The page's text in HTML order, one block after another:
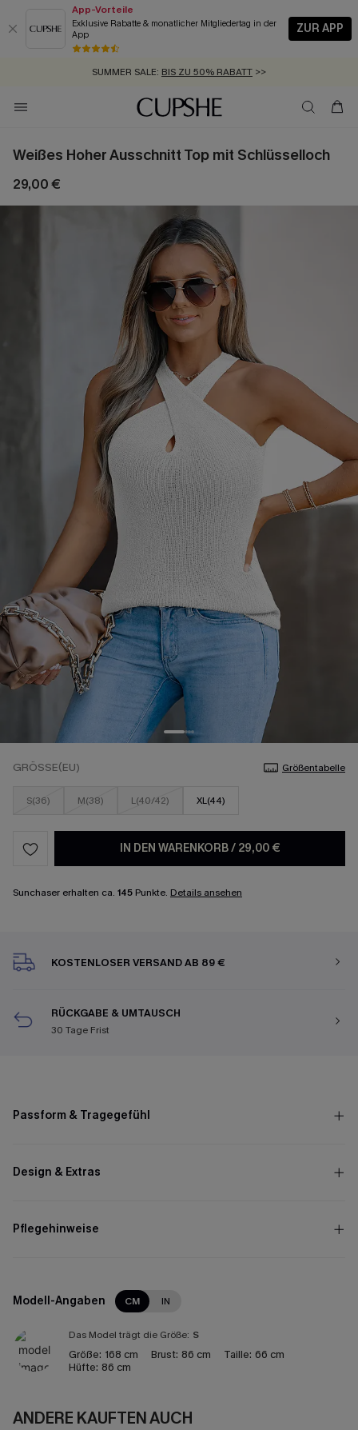
App-Vorteile
Exklusive Rabatte & monatlicher Mitgliedertag in der
App
ZUR APP
GRATIS MASSBAND MIT JEDEM SCHNELLVERSAND-ARTIKEL >>
SUMMER SALE: BIS ZU 50% RABATT >>
ZUM NEWSLETTER:BIS ZU -20% EXTRA ERHALTEN
KOSTENLOSER VERSAND AB 89 €
Weißes Hoher Ausschnitt Top mit Schlüsselloch
29,00 €
GRÖSSE(EU) Größentabelle
S(36) M(38) L(40/42) XL(44)
IN DEN WARENKORB/ 29,00 €
Sunchaser erhalten ca. 145 Punkte. Details ansehen
KOSTENLOSER VERSAND AB 89 €
RÜCKGABE & UMTAUSCH
30 Tage Frist
Passform & Tragegefühl
Design & Extras
Pflegehinweise
Modell-Angaben CM IN
Das Model trägt die Größe: S
Größe: 168 cm Brust: 86 cm Taille: 66 cm
Hüfte: 86 cm
ANDERE KAUFTEN AUCH